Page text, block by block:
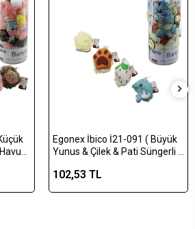
40gr
Egonex İbico İ21-091 ( Büyük
Yunus & Çilek & Pati Süngerli )
Pvc Standlı ) ( 30gr )*100x2
102,53 TL